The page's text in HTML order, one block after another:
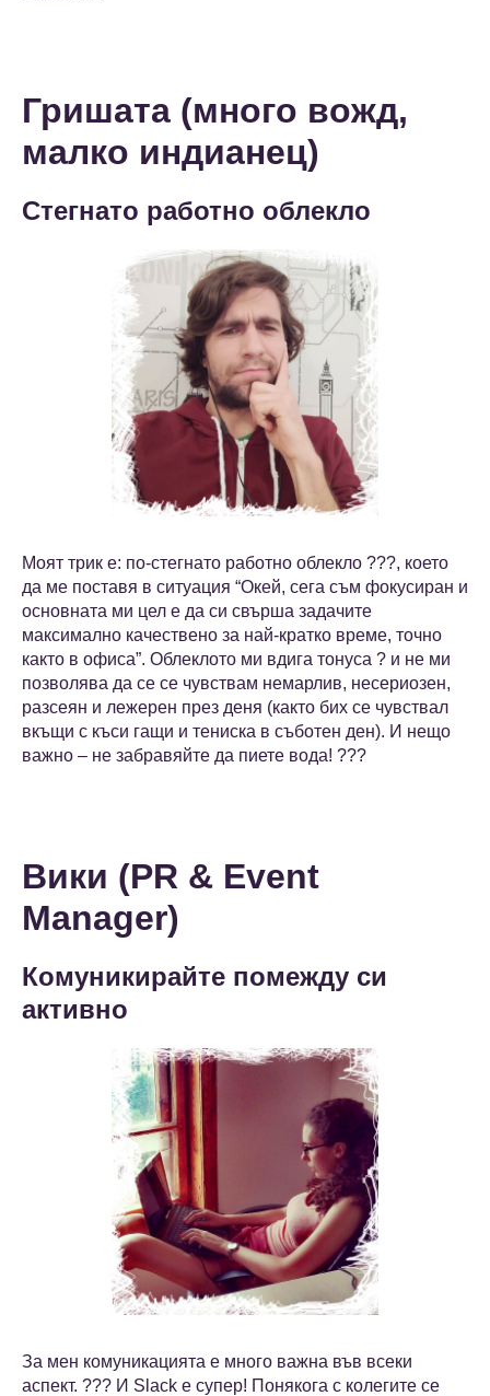
Гришата (много вожд,
малко индианец)
Стегнато работно облекло
Моят трик е: по-стегнато работно облекло ?️?️?️, което
да ме поставя в ситуация “Окей, сега съм фокусиран и
основната ми цел е да си свърша задачите
максимално качествено за най-кратко време, точно
както в офиса”. Облеклото ми вдига тонуса ? и не ми
позволява да се се чувствам немaрлив, несериозен,
разсеян и лежерен през деня (както бих се чувствал
вкъщи с къси гащи и тениска в съботен ден). И нещо
важно – не забравяйте да пиете вода! ???
Вики (PR & Event
Manager)
Комуникирайте помежду си
активно
За мен комуникацията е много важна във всеки
аспект. ??? И Slack е супер! Понякога с колегите се